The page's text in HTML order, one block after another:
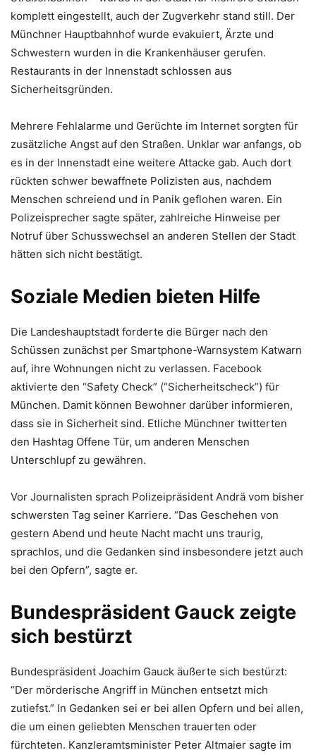
komplett eingestellt, auch der Zugverkehr stand still. Der
Münchner Hauptbahnhof wurde evakuiert, Ärzte und
Schwestern wurden in die Krankenhäuser gerufen.
Restaurants in der Innenstadt schlossen aus
Sicherheitsgründen.
Mehrere Fehlalarme und Gerüchte im Internet sorgten für
zusätzliche Angst auf den Straßen. Unklar war anfangs, ob
es in der Innenstadt eine weitere Attacke gab. Auch dort
rückten schwer bewaffnete Polizisten aus, nachdem
Menschen schreiend und in Panik geflohen waren. Ein
Polizeisprecher sagte später, zahlreiche Hinweise per
Notruf über Schusswechsel an anderen Stellen der Stadt
hätten sich nicht bestätigt.
Soziale Medien bieten Hilfe
Die Landeshauptstadt forderte die Bürger nach den
Schüssen zunächst per Smartphone-Warnsystem Katwarn
auf, ihre Wohnungen nicht zu verlassen. Facebook
aktivierte den “Safety Check” (“Sicherheitscheck”) für
München. Damit können Bewohner darüber informieren,
dass sie in Sicherheit sind. Etliche Münchner twitterten
den Hashtag Offene Tür, um anderen Menschen
Unterschlupf zu gewähren.
Vor Journalisten sprach Polizeipräsident Andrä vom bisher
schwersten Tag seiner Karriere. “Das Geschehen von
gestern Abend und heute Nacht macht uns traurig,
sprachlos, und die Gedanken sind insbesondere jetzt auch
bei den Opfern”, sagte er.
Bundespräsident Gauck zeigte
sich bestürzt
Bundespräsident Joachim Gauck äußerte sich bestürzt:
“Der mörderische Angriff in München entsetzt mich
zutiefst.” In Gedanken sei er bei allen Opfern und bei allen,
die um einen geliebten Menschen trauerten oder
fürchteten. Kanzleramtsminister Peter Altmaier sagte im